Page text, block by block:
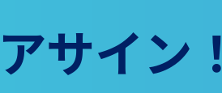
アサイン！